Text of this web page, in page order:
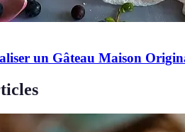
un Gâteau Maison